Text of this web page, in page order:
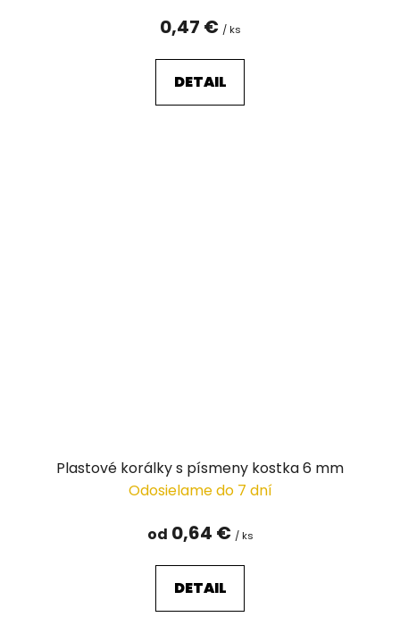
0,47 € / ks
DETAIL
Plastové korálky s písmeny kostka 6 mm
Odosielame do 7 dní
od 0,64 € / ks
DETAIL